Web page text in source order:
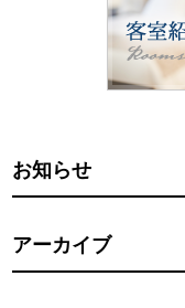
お知らせ
アーカイブ